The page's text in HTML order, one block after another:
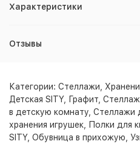
Характеристики
Отзывы
Категории: Стеллажи
Детская SITY, Графит
в детскую комнату Стеллажи
хранения игрушек Полки для
SITY, Обувница в прихожую